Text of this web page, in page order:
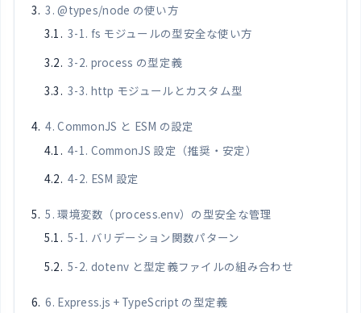
3. @types/node の使い方
3-1. fs モジュールの型安全な使い方
3-2. process の型定義
3-3. http モジュールとカスタム型
4. CommonJS と ESM の設定
4-1. CommonJS 設定（推奨・安定）
4-2. ESM 設定
5. 環境変数（process.env）の型安全な管理
5-1. バリデーション関数パターン
5-2. dotenv と型定義ファイルの組み合わせ
6. Express.js + TypeScript の型定義